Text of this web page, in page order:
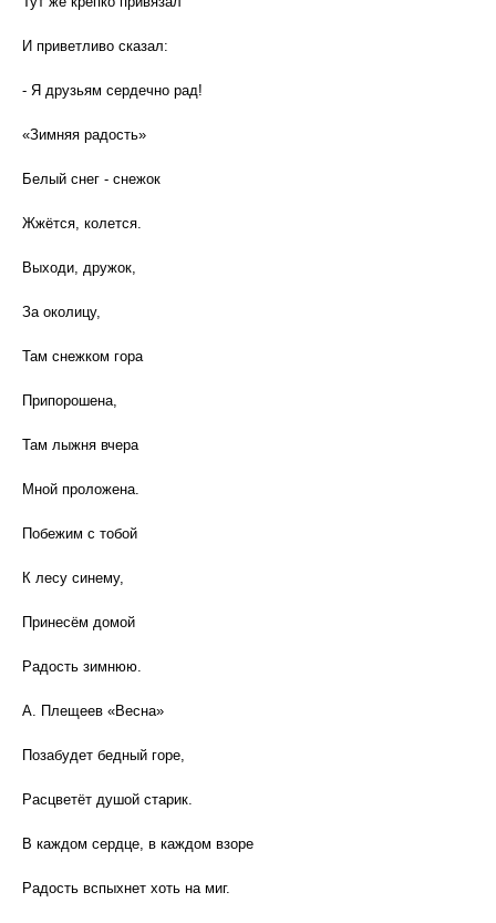
И приветливо сказал:
- Я друзьям сердечно рад!
«Зимняя радость»
Белый снег - снежок
Жжётся, колется.
Выходи, дружок,
За околицу,
Там снежком гора
Припорошена,
Там лыжня вчера
Мной проложена.
Побежим с тобой
К лесу синему,
Принесём домой
Радость зимнюю.
А. Плещеев «Весна»
Позабудет бедный горе,
Расцветёт душой старик.
В каждом сердце, в каждом взоре
Радость вспыхнет хоть на миг.